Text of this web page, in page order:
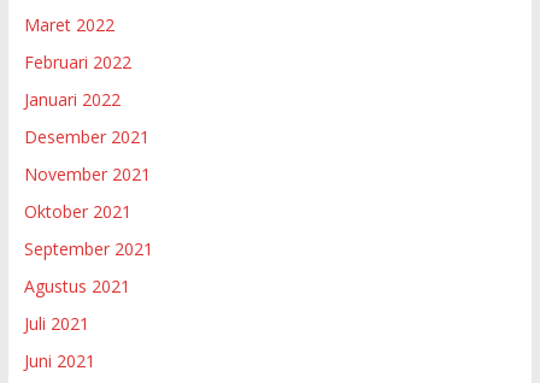
Maret 2022
Februari 2022
Januari 2022
Desember 2021
November 2021
Oktober 2021
September 2021
Agustus 2021
Juli 2021
Juni 2021